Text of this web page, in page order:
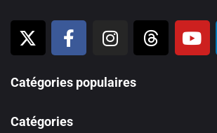
Catégories populaires
Catégories